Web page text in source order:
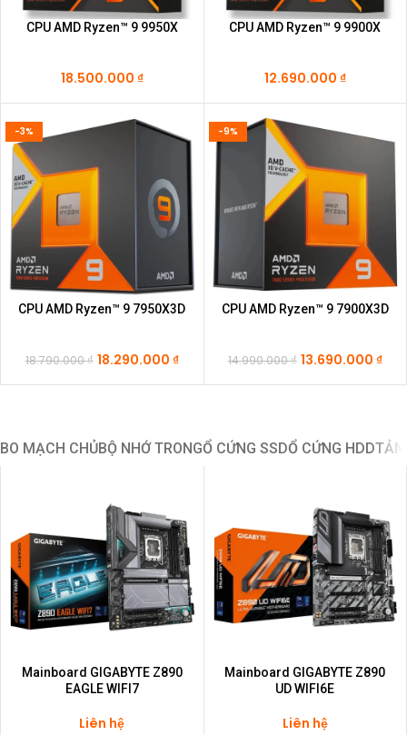
CPU AMD Ryzen™ 9 9950X
18.500.000 ₫
CPU AMD Ryzen™ 9 9900X
12.690.000 ₫
-3%
CPU AMD Ryzen™ 9 7950X3D
18.790.000₫ 18.290.000 ₫
-9%
CPU AMD Ryzen™ 9 7900X3D
14.990.000₫ 13.690.000 ₫
BO MẠCH CHỦBỘ NHỚ TRONGỔ CỨNG SSDỔ CỨNG HDDTẢN
Mainboard GIGABYTE Z890
EAGLE WIFI7
Liên hệ
Mainboard GIGABYTE Z890
UD WIFI6E
Liên hệ